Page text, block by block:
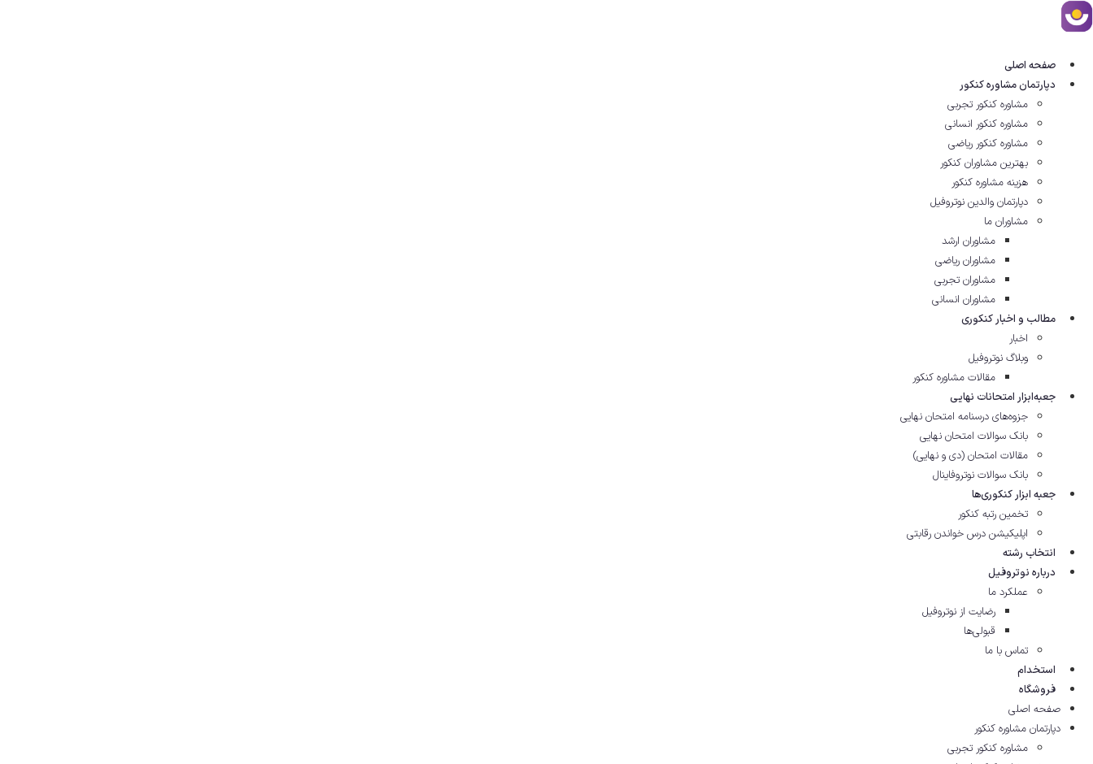
پرش
به
صفحه اصلی
دپارتمان مشاوره کنکور
مشاوره کنکور تجربی
مشاوره کنکور انسانی
مشاوره کنکور ریاضی
بهترین مشاوران کنکور
هزینه مشاوره کنکور
دپارتمان والدین نوتروفیل
مشاوران ما
مشاوران ارشد
مشاوران ریاضی
مشاوران تجربی
مشاوران انسانی
مطالب و اخبار کنکوری
اخبار
وبلاگ نوتروفیل
مقالات مشاوره‌ کنکور
جعبه‌ابزار امتحانات نهایی
جزوه‌های درسنامه امتحان نهایی
بانک سوالات امتحان نهایی
مقالات امتحان (دی و نهایی)
بانک سوالات نوتروفاینال
جعبه ابزار کنکوری‌ها
تخمین رتبه کنکور
اپلیکیشن درس خواندن رقابتی
انتخاب رشته
درباره نوتروفیل
عملکرد ما
رضایت از نوتروفیل
قبولی‌ها
تماس با ما
استخدام
فروشگاه
صفحه اصلی
دپارتمان مشاوره کنکور
مشاوره کنکور تجربی